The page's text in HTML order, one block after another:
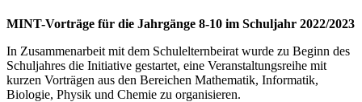
MINT-Vorträge für die Jahrgänge 8-10 im Schuljahr 2022/2023
In Zusammenarbeit mit dem Schulelternbeirat wurde zu Beginn des
Schuljahres die Initiative gestartet, eine Veranstaltungsreihe mit
kurzen Vorträgen aus den Bereichen Mathematik, Informatik,
Biologie, Physik und Chemie zu organisieren.